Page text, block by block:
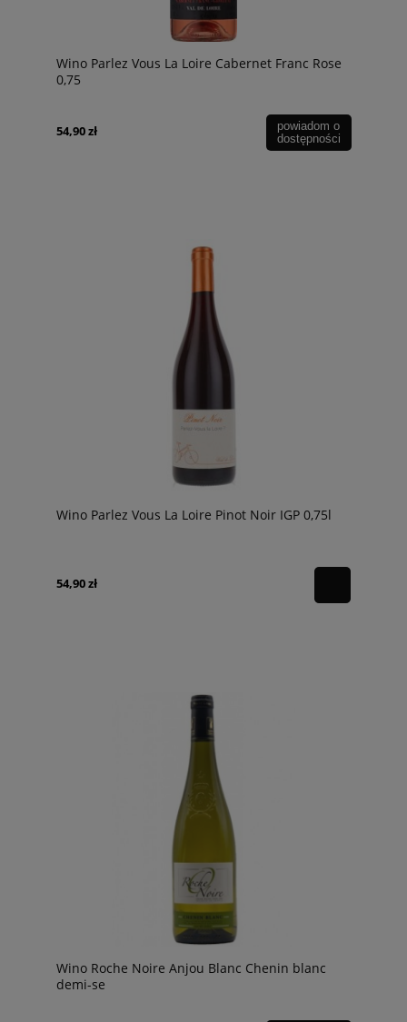
Wino Parlez Vous La Loire Cabernet Franc Rose
0,75
54,90 zł
powiadom o
dostępności
Wino Parlez Vous La Loire Pinot Noir IGP 0,75l
54,90 zł
Wino Roche Noire Anjou Blanc Chenin blanc
demi-se